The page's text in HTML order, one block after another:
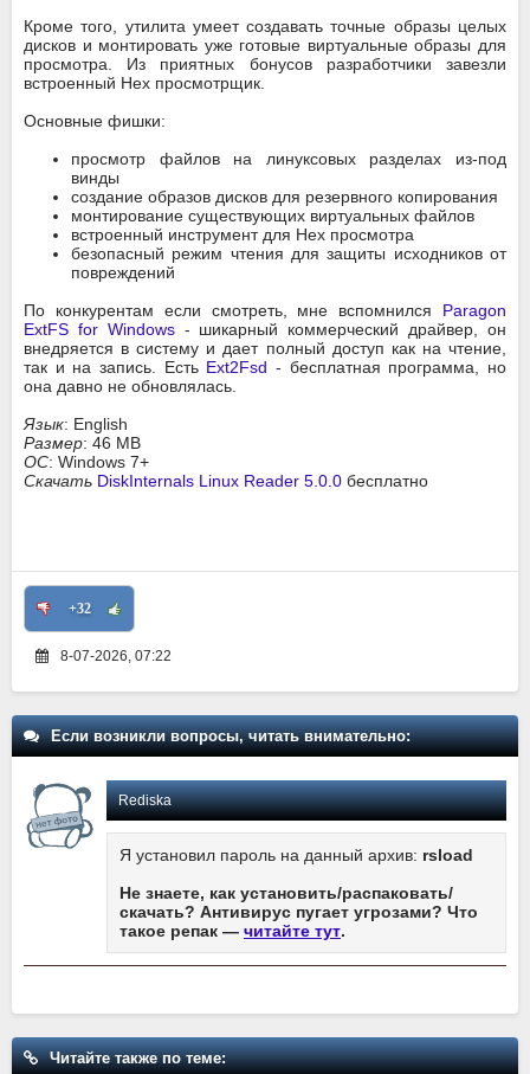
Кроме того, утилита умеет создавать точные образы целых
дисков и монтировать уже готовые виртуальные образы для
просмотра. Из приятных бонусов разработчики завезли
встроенный Hex просмотрщик.
Основные фишки:
просмотр файлов на линуксовых разделах из-под
винды
создание образов дисков для резервного копирования
монтирование существующих виртуальных файлов
встроенный инструмент для Hex просмотра
безопасный режим чтения для защиты исходников от
повреждений
По конкурентам если смотреть, мне вспомнился Paragon
ExtFS for Windows- шикарный коммерческий драйвер, он
внедряется в систему и дает полный доступ как на чтение,
так и на запись. Есть Ext2Fsd - бесплатная программа, но
она давно не обновлялась.
Язык: English
Размер: 46 MB
ОС: Windows 7+
Скачать DiskInternals Linux Reader 5.0.0 бесплатно
+32
8-07-2026, 07:22
Если возникли вопросы, читать внимательно:
Rediska
Я установил пароль на данный архив: rsload
Не знаете, как установить/распаковать/
скачать? Антивирус пугает угрозами? Что
такое репак — читайте тут.
Читайте также по теме: